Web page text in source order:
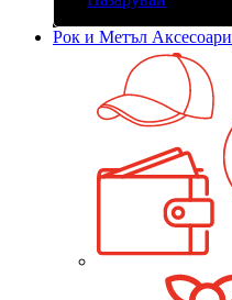
Рок и Метъл Аксесоари